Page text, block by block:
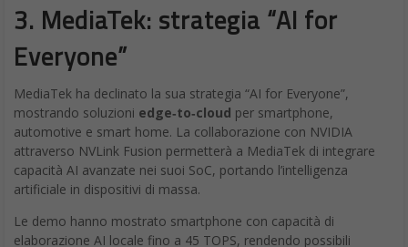
3. MediaTek: strategia “AI for
Everyone”
MediaTek ha declinato la sua strategia “AI for Everyone”,
mostrando soluzioni edge‑to‑cloud per smartphone,
automotive e smart home. La collaborazione con NVIDIA
attraverso NVLink Fusion permetterà a MediaTek di integrare
capacità AI avanzate nei suoi SoC, portando l’intelligenza
artificiale in dispositivi di massa.
Le demo hanno mostrato smartphone con capacità di
elaborazione AI locale fino a 45 TOPS, rendendo possibili